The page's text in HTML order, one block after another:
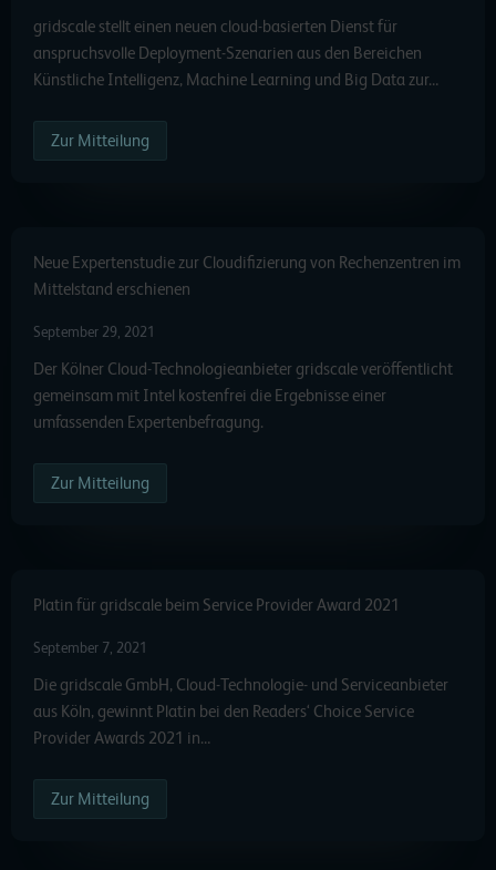
gridscale stellt einen neuen cloud-basierten Dienst für
anspruchsvolle Deployment-Szenarien aus den Bereichen
Künstliche Intelligenz, Machine Learning und Big Data zur…
Zur Mitteilung
Neue Expertenstudie zur Cloudifizierung von Rechenzentren im
Mittelstand erschienen
September 29, 2021
Der Kölner Cloud-Technologieanbieter gridscale veröffentlicht
gemeinsam mit Intel kostenfrei die Ergebnisse einer
umfassenden Expertenbefragung.
Zur Mitteilung
Platin für gridscale beim Service Provider Award 2021
September 7, 2021
Die gridscale GmbH, Cloud-Technologie- und Serviceanbieter
aus Köln, gewinnt Platin bei den Readers‘ Choice Service
Provider Awards 2021 in…
Zur Mitteilung